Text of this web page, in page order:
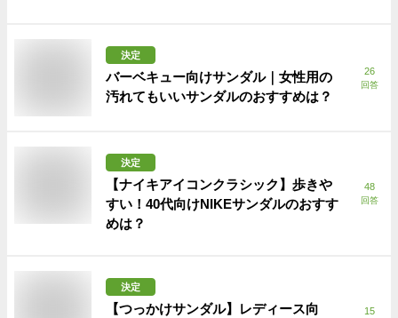
決定
バーベキュー向けサンダル｜女性用の
汚れてもいいサンダルのおすすめは？
26
回答
決定
【ナイキアイコンクラシック】歩きや
すい！40代向けNIKEサンダルのおすす
めは？
48
回答
決定
【つっかけサンダル】レディース向
15